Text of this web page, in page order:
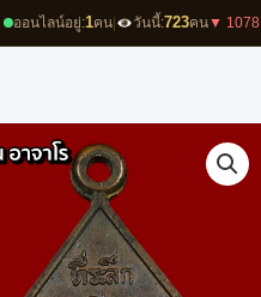
ออนไลน์อยู่:1คน วันนี้:723คน▼ 1078|